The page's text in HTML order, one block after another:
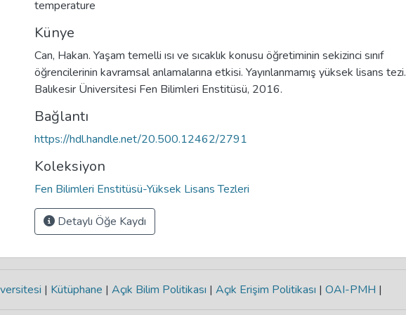
temperature
Künye
Can, Hakan. Yaşam temelli ısı ve sıcaklık konusu öğretiminin sekizinci sınıf
öğrencilerinin kavramsal anlamalarına etkisi. Yayınlanmamış yüksek lisans tezi.
Balıkesir Üniversitesi Fen Bilimleri Enstitüsü, 2016.
Bağlantı
https://hdl.handle.net/20.500.12462/2791
Koleksiyon
Fen Bilimleri Enstitüsü-Yüksek Lisans Tezleri
Detaylı Öğe Kaydı
| Kütüphane | Açık Bilim Politikası | Açık Erişim Politikası | OAI-PMH |